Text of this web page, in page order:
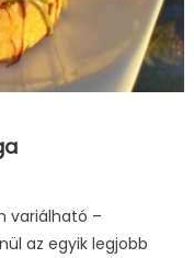
variálható –
az egyik legjobb